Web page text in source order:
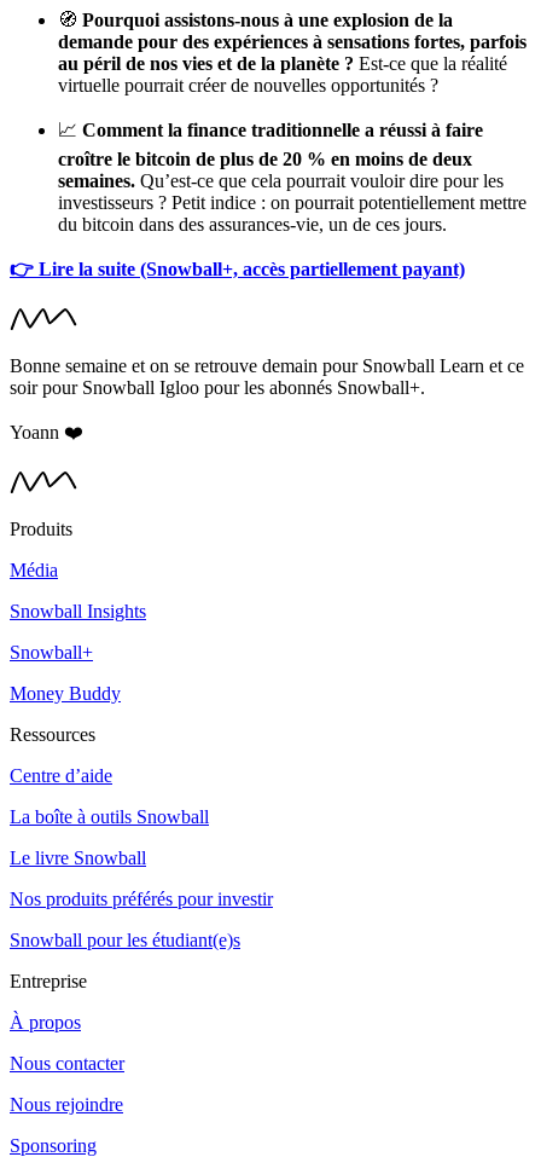
🧭 Pourquoi assistons-nous à une explosion de la
demande pour des expériences à sensations fortes, parfois
au péril de nos vies et de la planète ? Est-ce que la réalité
virtuelle pourrait créer de nouvelles opportunités ?
📈 Comment la finance traditionnelle a réussi à faire
croître le bitcoin de plus de 20 % en moins de deux
semaines. Qu’est-ce que cela pourrait vouloir dire pour les
investisseurs ? Petit indice : on pourrait potentiellement mettre
du bitcoin dans des assurances-vie, un de ces jours.
👉 Lire la suite (Snowball+, accès partiellement payant)
Bonne semaine et on se retrouve demain pour Snowball Learn et ce
soir pour Snowball Igloo pour les abonnés Snowball+.
Yoann ❤️
Produits
Média
Snowball Insights
Snowball+
Money Buddy
Ressources
Centre d’aide
La boîte à outils Snowball
Le livre Snowball
Nos produits préférés pour investir
Snowball pour les étudiant(e)s
Entreprise
À propos
Nous contacter
Nous rejoindre
Sponsoring